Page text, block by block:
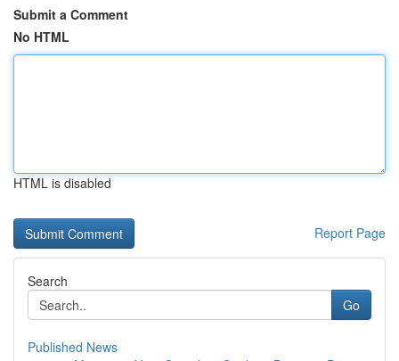
Submit a Comment
No HTML
HTML is disabled
Report Page
Search
Go
Published News